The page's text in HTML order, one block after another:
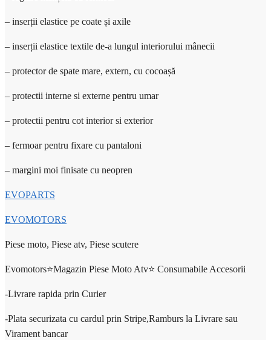
– inserții elastice pe coate și axile
– inserții elastice textile de-a lungul interiorului mânecii
– protector de spate mare, extern, cu cocoașă
– protectii interne si externe pentru umar
– protectii pentru cot interior si exterior
– fermoar pentru fixare cu pantaloni
– margini moi finisate cu neopren
EVOPARTS
EVOMOTORS
Piese moto, Piese atv, Piese scutere
Evomotors⭐️Magazin Piese Moto Atv⭐️ Consumabile Accesorii
-Livrare rapida prin Curier
-Plata securizata cu cardul prin Stripe,Ramburs la Livrare sau
Virament bancar